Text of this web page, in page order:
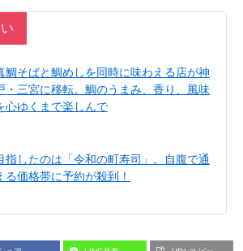
鯛そばと鯛めしを同時に味わえる店が神
・三宮に移転。鯛のうまみ、香り、風味
心ゆくまで楽しんで
指したのは「令和の町寿司」。自腹で通
る価格帯に予約が殺到！